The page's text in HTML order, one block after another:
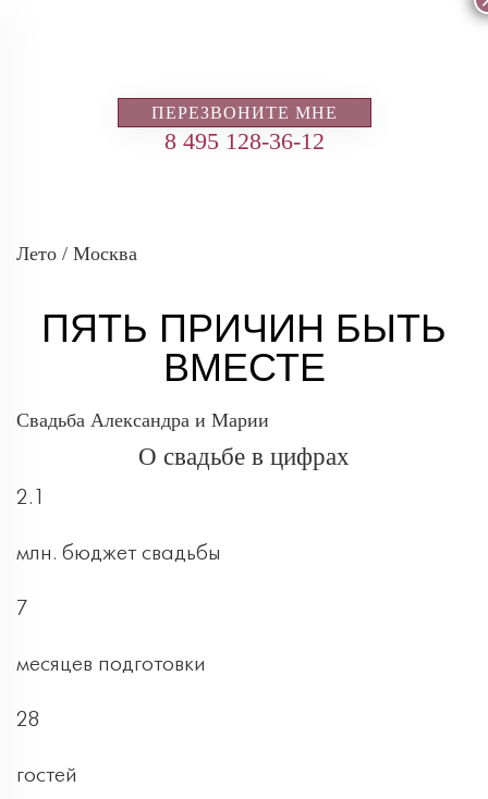
ПЕРЕЗВОНИТЕ МНЕ
8 495 128-36-12
Лето / Москва
ПЯТЬ ПРИЧИН БЫТЬ
ВМЕСТЕ
Свадьба Александра и Марии
О свадьбе в цифрах
2.1
млн. бюджет свадьбы
7
месяцев подготовки
28
гостей